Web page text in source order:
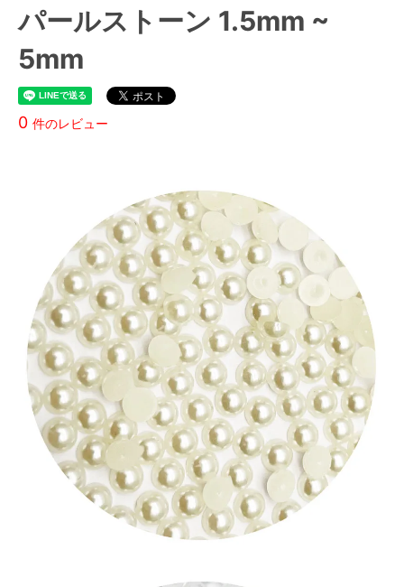
パールストーン 1.5mm ~
5mm
0 件のレビュー